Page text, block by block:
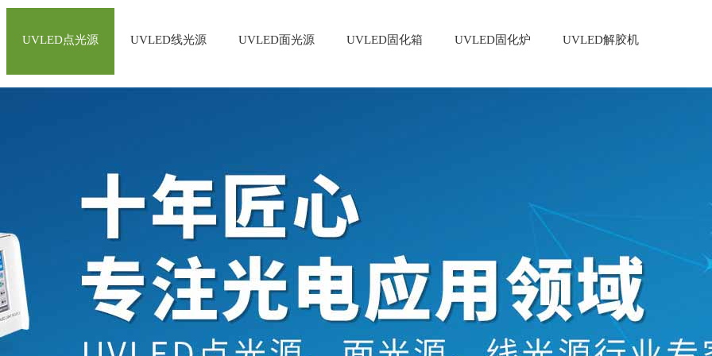
UVLED点光源 UVLED线光源 UVLED面光源 UVLED固化箱 UVLED固化炉 UVLED解胶机